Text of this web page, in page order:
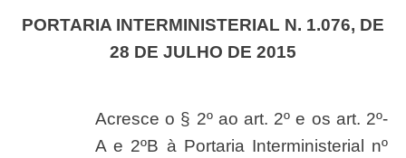
PORTARIA INTERMINISTERIAL N. 1.076, DE
28 DE JULHO DE 2015
Acresce o § 2º ao art. 2º e os art. 2º-
A e 2ºB à Portaria Interministerial nº